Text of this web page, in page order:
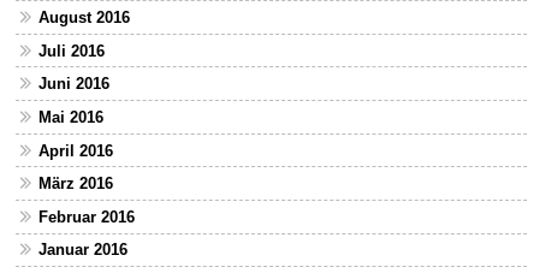
August 2016
Juli 2016
Juni 2016
Mai 2016
April 2016
März 2016
Februar 2016
Januar 2016